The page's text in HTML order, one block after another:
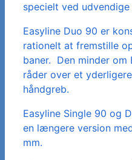
specielt ved udvendige
Easyline Duo 90 er
rationelt at fremstille
baner. Den minder om
råder over et
håndgreb.
Easyline Single 90 og
en længere version
mm.